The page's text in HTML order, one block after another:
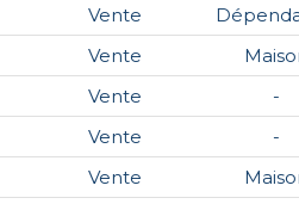
Vente
Vente
Vente -
Vente -
Vente